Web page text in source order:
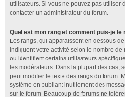
utilisateurs. Si vous ne pouvez pas utiliser
contacter un administrateur du forum.
Quel est mon rang et comment puis-je le
Les rangs, qui apparaissent en dessous de
indiquent votre activité selon le nombre de
ou identifient certains utilisateurs
les modérateurs. Dans la plupart des cas,
peut modifier le texte des rangs du forum.
système en publiant inutilement des
sur le forum. Beaucoup de forums ne